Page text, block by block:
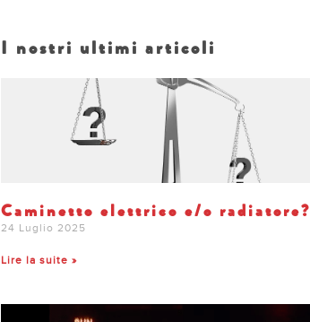
I nostri ultimi articoli
Caminetto elettrico e/o radiatore?
24 Luglio 2025
Lire la suite »